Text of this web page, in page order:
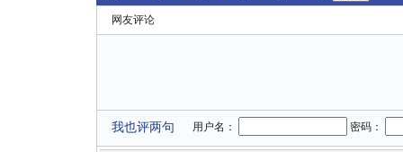
网友评论
我也评两句 用户名： 密码：